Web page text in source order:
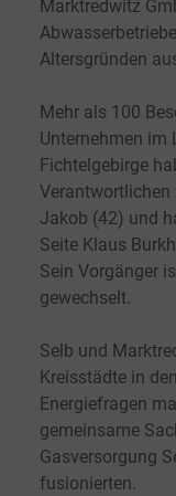
Marktredwitz
Altersgründen
Mehr als 100
Unternehmen im
Fichtelgebirge
Verantwortlichen
Jakob (42) und
Seite Klaus
Sein Vorgänger
gewechselt.
Selb und
Kreisstädte in
Energiefragen
gemeinsame
Gasversorgung
fusionierten.